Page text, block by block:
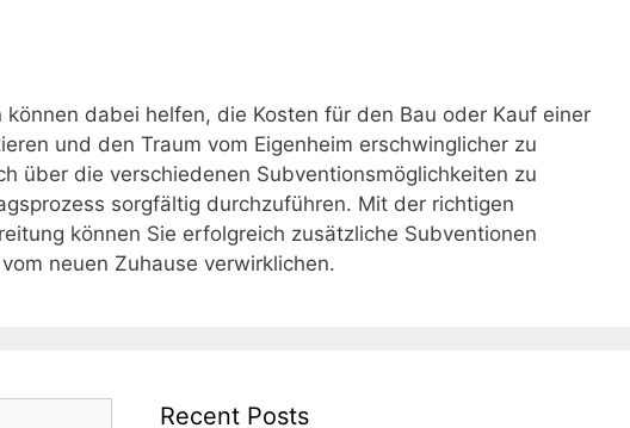
dabei helfen, die Kosten für den Bau oder Kauf einer
und den Traum vom Eigenheim erschwinglicher zu
über die verschiedenen Subventionsmöglichkeiten zu
sorgfältig durchzuführen. Mit der richtigen
können Sie erfolgreich zusätzliche Subventionen
neuen Zuhause verwirklichen.
Recent Posts